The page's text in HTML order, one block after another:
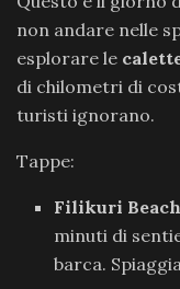
non andare nelle
esplorare le
di chilometri di
turisti ignorano.
Tappe:
Filikuri Beach
minuti di
barca.